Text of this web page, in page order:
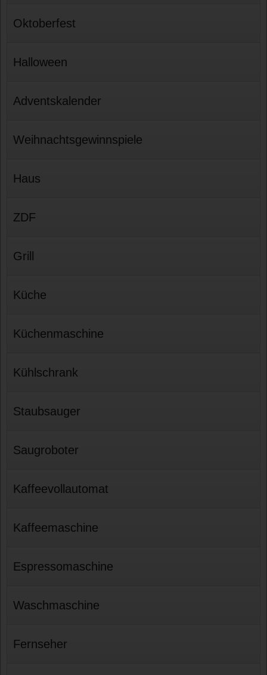
Oktoberfest
Halloween
Adventskalender
Weihnachtsgewinnspiele
Haus
ZDF
Grill
Küche
Küchenmaschine
Kühlschrank
Staubsauger
Saugroboter
Kaffeevollautomat
Kaffeemaschine
Espressomaschine
Waschmaschine
Fernseher